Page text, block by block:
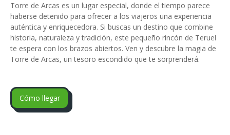
Torre de Arcas es un lugar especial, donde el tiempo parece
haberse detenido para ofrecer a los viajeros una experiencia
auténtica y enriquecedora. Si buscas un destino que combine
historia, naturaleza y tradición, este pequeño rincón de Teruel
te espera con los brazos abiertos. Ven y descubre la magia de
Torre de Arcas, un tesoro escondido que te sorprenderá.
Cómo llegar